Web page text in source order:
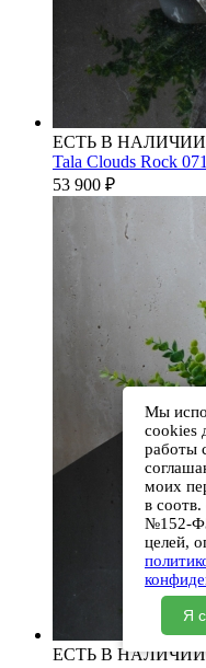
ЕСТЬ В НАЛИЧИИ
Tala Clouds Rock
53 900 ₽
ЕСТЬ В НАЛИЧИИ
Мы
cookies
работы
моих
в
№152-
целей,
Я